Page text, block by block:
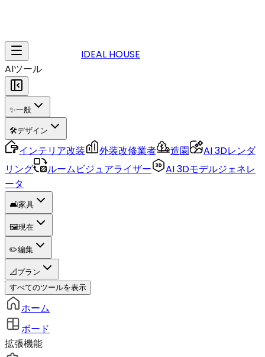
IDEAL HOUSE
AIツール
✨一般
🛠️デザイン
インテリア改装 外装改修業者 造園
AI 3Dレンダ
リング
ルームビジュアライザー
AI 3Dモデルジェネレ
ータ
🛋️家具
🖼️現在
✏️編集
📐 プラン
すべてのツールを表示
ホーム
ボード
拡張機能